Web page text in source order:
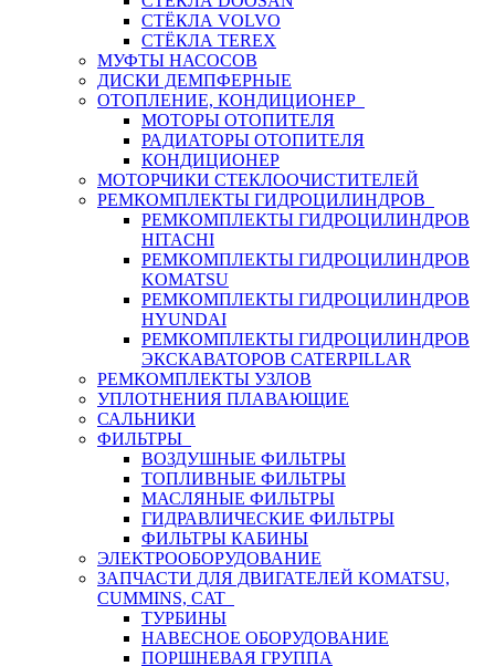
СТЁКЛА VOLVO
СТЁКЛА TEREX
МУФТЫ НАСОСОВ
ДИСКИ ДЕМПФЕРНЫЕ
ОТОПЛЕНИЕ, КОНДИЦИОНЕР
МОТОРЫ ОТОПИТЕЛЯ
РАДИАТОРЫ ОТОПИТЕЛЯ
КОНДИЦИОНЕР
МОТОРЧИКИ СТЕКЛООЧИСТИТЕЛЕЙ
РЕМКОМПЛЕКТЫ ГИДРОЦИЛИНДРОВ
РЕМКОМПЛЕКТЫ ГИДРОЦИЛИНДРОВ
HITACHI
РЕМКОМПЛЕКТЫ ГИДРОЦИЛИНДРОВ
KOMATSU
РЕМКОМПЛЕКТЫ ГИДРОЦИЛИНДРОВ
HYUNDAI
РЕМКОМПЛЕКТЫ ГИДРОЦИЛИНДРОВ
ЭКСКАВАТОРОВ CATERPILLAR
РЕМКОМПЛЕКТЫ УЗЛОВ
УПЛОТНЕНИЯ ПЛАВАЮЩИЕ
САЛЬНИКИ
ФИЛЬТРЫ
ВОЗДУШНЫЕ ФИЛЬТРЫ
ТОПЛИВНЫЕ ФИЛЬТРЫ
МАСЛЯНЫЕ ФИЛЬТРЫ
ГИДРАВЛИЧЕСКИЕ ФИЛЬТРЫ
ФИЛЬТРЫ КАБИНЫ
ЭЛЕКТРООБОРУДОВАНИЕ
ЗАПЧАСТИ ДЛЯ ДВИГАТЕЛЕЙ KOMATSU,
CUMMINS, CAT
ТУРБИНЫ
НАВЕСНОЕ ОБОРУДОВАНИЕ
ПОРШНЕВАЯ ГРУППА